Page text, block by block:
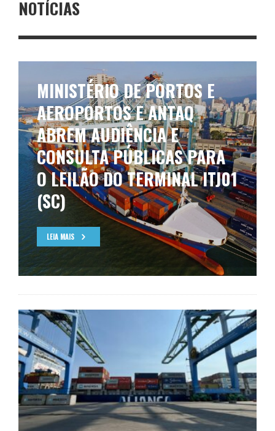
NOTÍCIAS
MINISTÉRIO DE PORTOS E
AEROPORTOS E ANTAQ
ABREM AUDIÊNCIA E
CONSULTA PÚBLICAS PARA
O LEILÃO DO TERMINAL ITJ01
(SC)
LEIA MAIS